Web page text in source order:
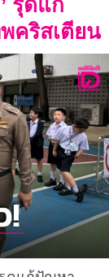
รุดแก้
คริสเตียน